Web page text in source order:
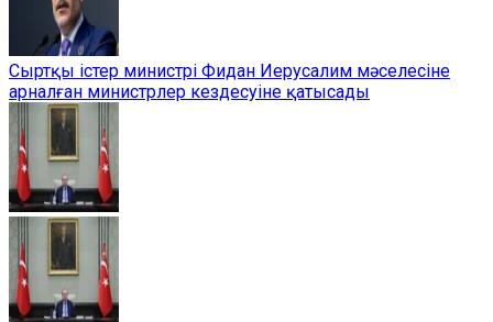
Сыртқы істер министрі Фидан Иерусалим мәселесіне
арналған министрлер кездесуіне қатысады